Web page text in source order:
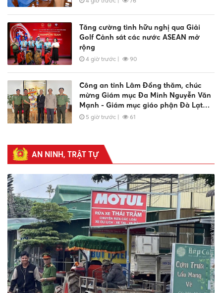
Tăng cường tình hữu nghị qua Giải
Golf Cảnh sát các nước ASEAN mở
rộng
4 giờ trước | 90
Công an tỉnh Lâm Đồng thăm, chúc
mừng Giám mục Đa Minh Nguyễn Văn
Mạnh - Giám mục giáo phận Đà Lạt
nhân dịp lễ bổn mạng Thánh Đa Minh
5 giờ trước | 61
Công an phường Hàm Thắng lan tỏa
phong trào thi đua “Ba nhất” bằng
những việc làm thiết thực
5 giờ trước| 39
Xã Nâm Nung tổ chức Ngày hội toàn
dân bảo vệ an ninh Tổ quốc năm 2026
5 giờ trước| 58
AN NINH, TRẬT TỰ